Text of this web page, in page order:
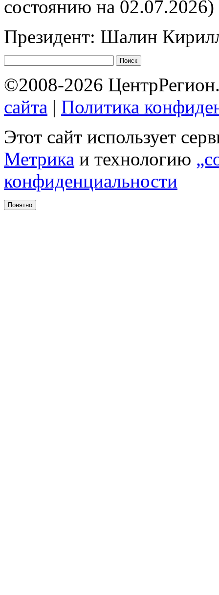
состоянию на 02.07.2026)
Президент: Шалин
©2008-2026
сайта | Политика
Этот сайт использует
Метрика и технологию
конфиденциальности
Понятно